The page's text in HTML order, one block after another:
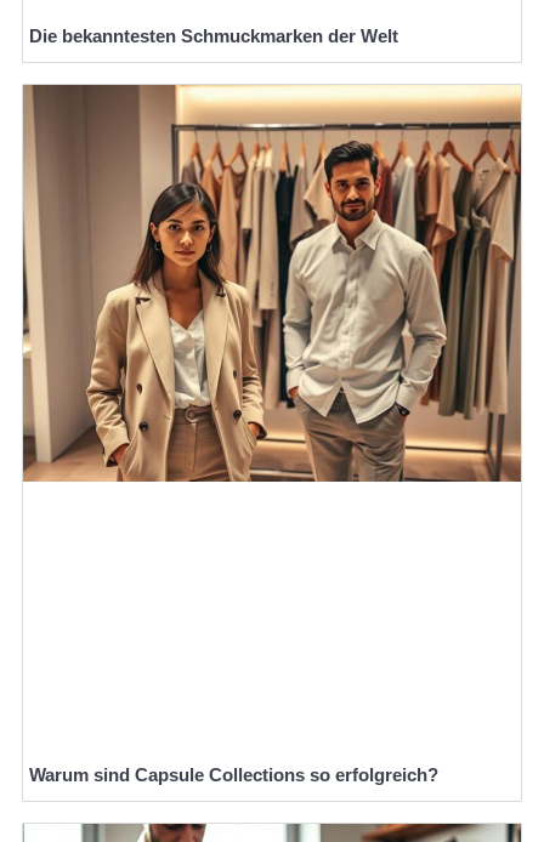
Die bekanntesten Schmuckmarken der Welt
Warum sind Capsule Collections so erfolgreich?